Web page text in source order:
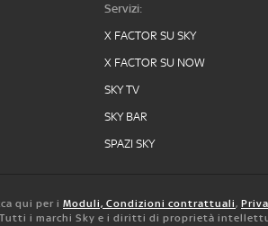
Servizi:
X FACTOR SU SKY
X FACTOR SU NOW
SKY TV
SKY BAR
SPAZI SKY
qui per i Moduli, Condizioni contrattuali,
i marchi Sky e i diritti di proprietà